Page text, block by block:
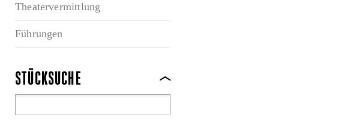
Theatervermittlung
Führungen
STÜCKSUCHE